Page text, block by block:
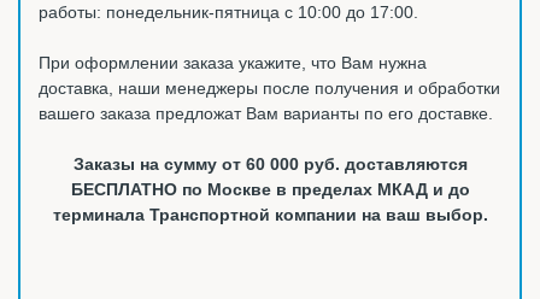
работы: понедельник-пятница с 10:00 до 17:00.
При оформлении заказа укажите, что Вам нужна
доставка, наши менеджеры после получения и обработки
вашего заказа предложат Вам варианты по его доставке.
Заказы на сумму от 60 000 руб. доставляются
БЕСПЛАТНО по Москве в пределах МКАД и до
терминала Транспортной компании на ваш выбор.